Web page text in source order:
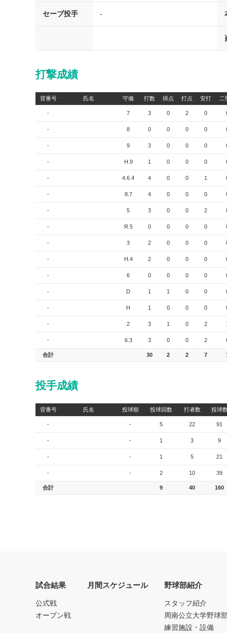
セーブ投手 -
打撃成績
背番号 氏名 守備 打数 得点 打点 安打 二
- 7 3 0 2 0
- 8 0 0 0 0
- 9 3 0 0 0
- H.9 1 0 0 0
- 4.6.4 4 0 0 1
- 8.7 4 0 0 0
- 5 3 0 0 2
- R.5 0 0 0 0
- 3 2 0 0 0
- H.4 2 0 0 0
- 6 0 0 0 0
- D 1 1 0 0
- H 1 0 0 0
- 2 3 1 0 2
- 6.3 3 0 0 2
合計 30 2 2 7
投手成績
背番号 氏名 投球順 投球回数 打者数 投球
- - 5 22 91
- - 1 3 9
- - 1 5 21
- - 2 10 39
合計 9 40 160
試合結果
公式戦
オープン戦
月間スケジュール 野球部紹介
スタッフ紹介
周南公立大学野球
練習施設・設備